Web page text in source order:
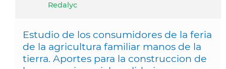
Redalyc
Estudio de los consumidores de la feria
de la agricultura familiar manos de la
tierra. Aportes para la construccion de